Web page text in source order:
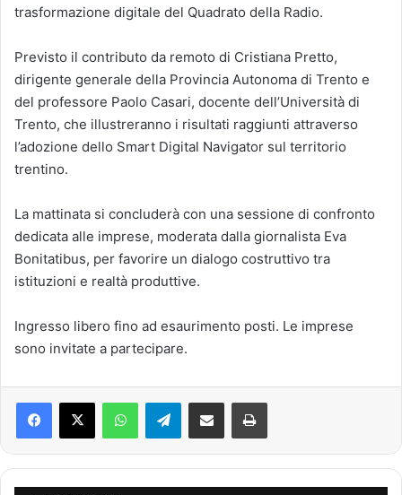
trasformazione digitale del Quadrato della Radio.
Previsto il contributo da remoto di Cristiana Pretto,
dirigente generale della Provincia Autonoma di Trento e
del professore Paolo Casari, docente dell’Università di
Trento, che illustreranno i risultati raggiunti attraverso
l’adozione dello Smart Digital Navigator sul territorio
trentino.
La mattinata si concluderà con una sessione di confronto
dedicata alle imprese, moderata dalla giornalista Eva
Bonitatibus, per favorire un dialogo costruttivo tra
istituzioni e realtà produttive.
Ingresso libero fino ad esaurimento posti. Le imprese
sono invitate a partecipare.
Telegram